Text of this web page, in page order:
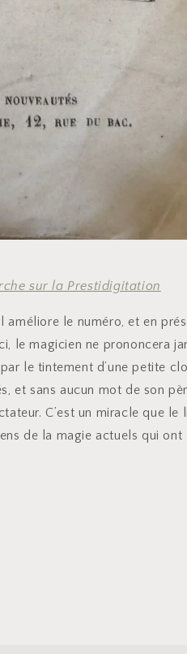
sur la Prestidigitation
améliore le numéro, et en
le magicien ne prononcera
le tintement d’une petite
et sans aucun mot de son
C’est un miracle que le
de la magie actuels qui ont